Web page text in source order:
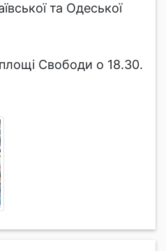
та Одеської
Свободи о 18.30.